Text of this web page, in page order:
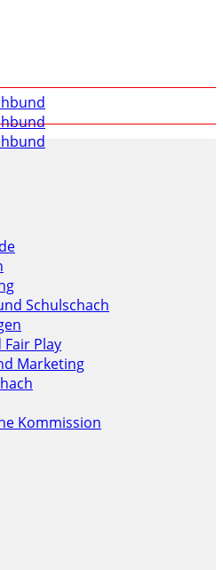
Schulschach
Play
Marketing
Kommission